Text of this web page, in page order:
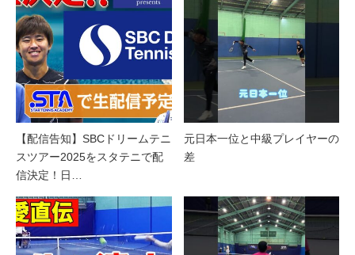
【配信告知】SBCドリームテニ
スツアー2025をスタテニで配
信決定！日…
元日本一位と中級プレイヤーの
差